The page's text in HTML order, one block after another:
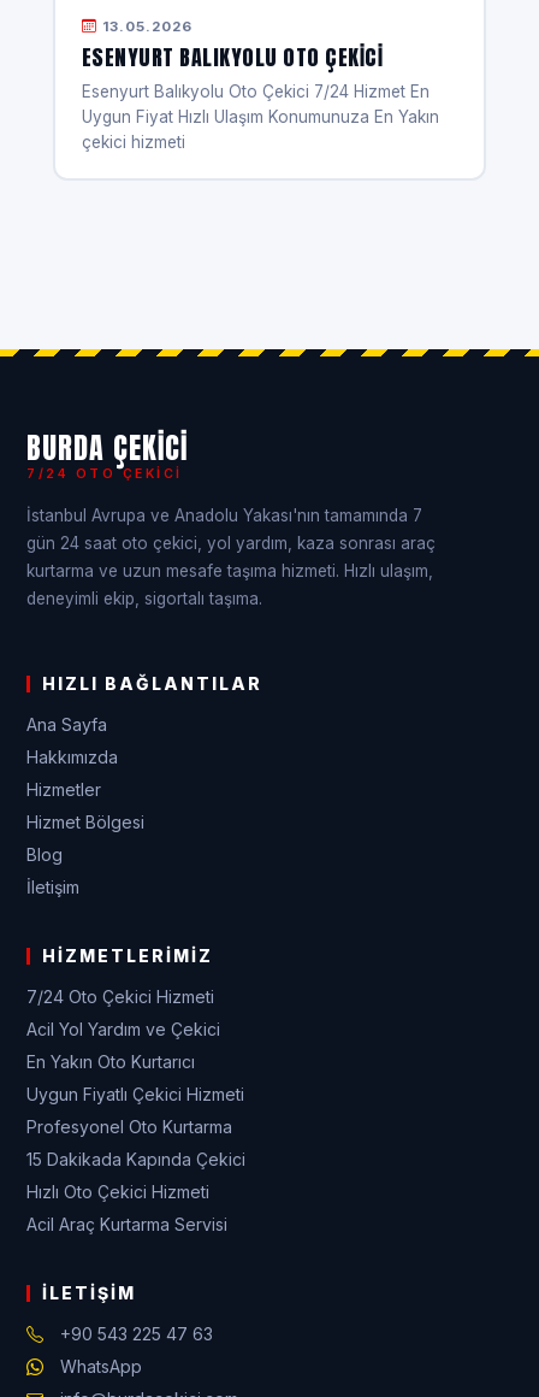
13.05.2026
ESENYURT BALIKYOLU OTO ÇEKICI
Esenyurt Balıkyolu Oto Çekici 7/24 Hizmet En
Uygun Fiyat Hızlı Ulaşım Konumunuza En Yakın
çekici hizmeti
BURDA ÇEKICI
7/24 OTO ÇEKICI
İstanbul Avrupa ve Anadolu Yakası'nın tamamında 7
gün 24 saat oto çekici, yol yardım, kaza sonrası araç
kurtarma ve uzun mesafe taşıma hizmeti. Hızlı ulaşım,
deneyimli ekip, sigortalı taşıma.
HIZLI BAĞLANTILAR
Ana Sayfa
Hakkımızda
Hizmetler
Hizmet Bölgesi
Blog
İletişim
HIZMETLERIMIZ
7/24 Oto Çekici Hizmeti
Acil Yol Yardım ve Çekici
En Yakın Oto Kurtarıcı
Uygun Fiyatlı Çekici Hizmeti
Profesyonel Oto Kurtarma
15 Dakikada Kapında Çekici
Hızlı Oto Çekici Hizmeti
Acil Araç Kurtarma Servisi
İLETIŞIM
+90 543 225 47 63
WhatsApp